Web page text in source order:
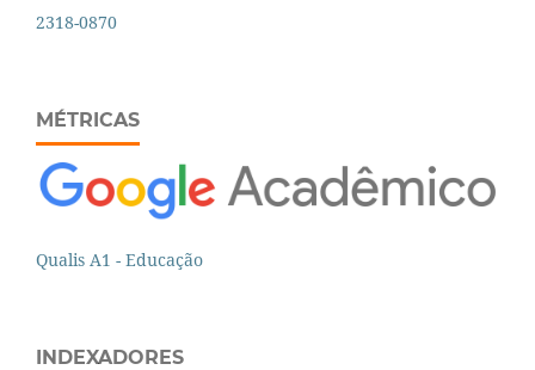
2318-0870
MÉTRICAS
Qualis A1 - Educação
INDEXADORES